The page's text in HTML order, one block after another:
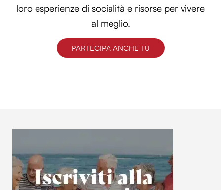
loro esperienze di socialità e risorse per vivere
al meglio.
PARTECIPA ANCHE TU